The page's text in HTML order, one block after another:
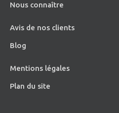
Nous connaître
Avis de nos clients
Blog
Mentions légales
Plan du site